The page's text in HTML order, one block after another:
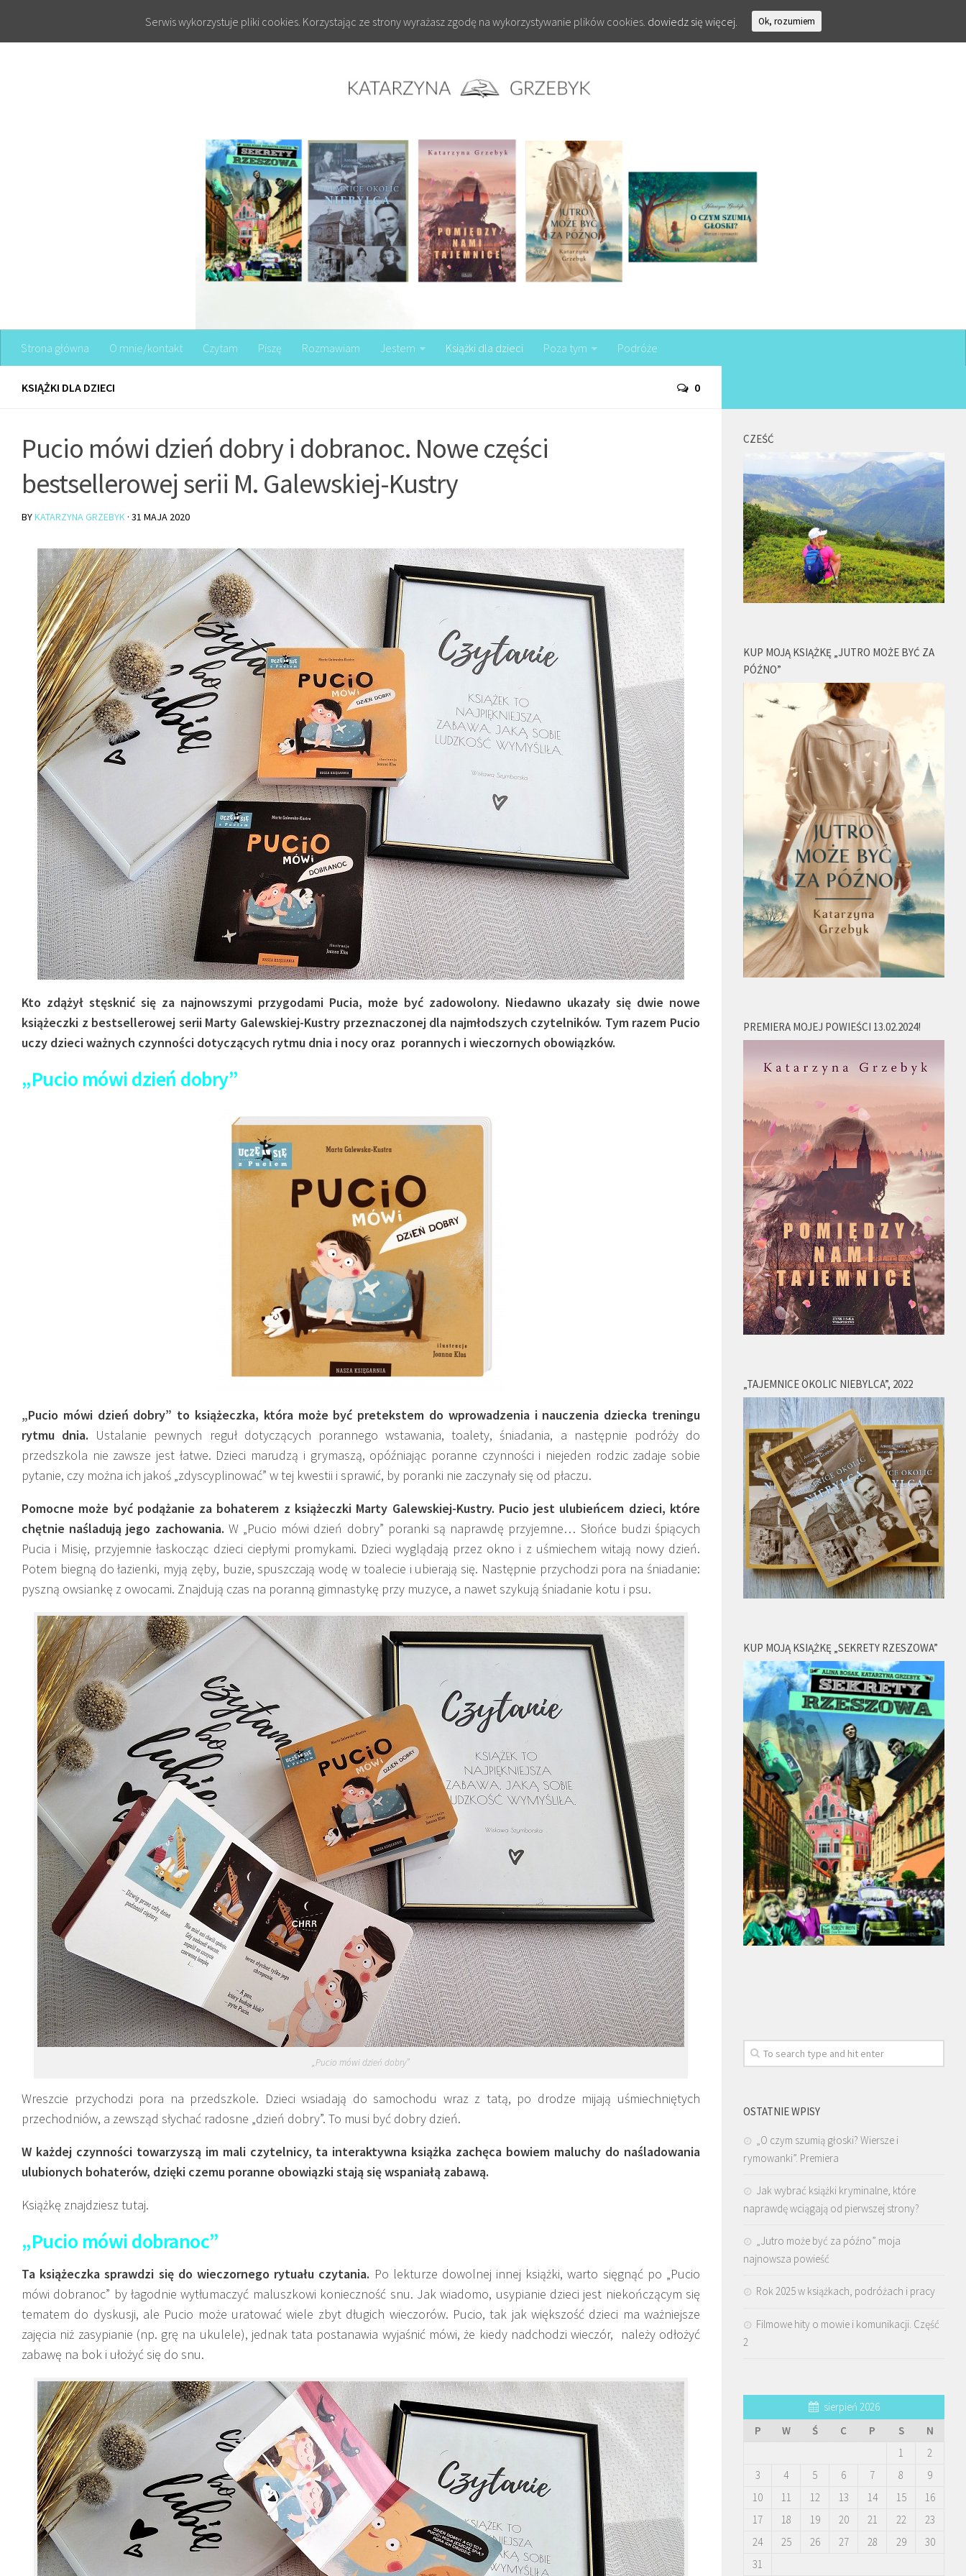
Strona główna O mnie/kontakt Czytam Piszę Rozmawiam Jestem Książki dla dzieci Poza tym Podróże
KSIĄŻKI DLA DZIECI 0
Pucio mówi dzień dobry i dobranoc. Nowe części
bestsellerowej serii M. Galewskiej-Kustry
BYKATARZYNA GRZEBYK · 31 MAJA 2020
Kto zdążył stęsknić się za najnowszymi przygodami Pucia, może być zadowolony. Niedawno ukazały się dwie nowe
książeczki z bestsellerowej serii Marty Galewskiej-Kustry przeznaczonej dla najmłodszych czytelników. Tym razem Pucio
uczy dzieci ważnych czynności dotyczących rytmu dnia i nocy oraz porannych i wieczornych obowiązków.
„Pucio mówi dzień dobry”
„Pucio mówi dzień dobry” to książeczka, która może być pretekstem do wprowadzenia i nauczenia dziecka treningu
rytmu dnia. Ustalanie pewnych reguł dotyczących porannego wstawania, toalety, śniadania, a następnie podróży do
przedszkola nie zawsze jest łatwe. Dzieci marudzą i grymaszą, opóźniając poranne czynności i niejeden rodzic zadaje sobie
pytanie, czy można ich jakoś „zdyscyplinować” w tej kwestii i sprawić, by poranki nie zaczynały się od płaczu.
Pomocne może być podążanie za bohaterem z książeczki Marty Galewskiej-Kustry. Pucio jest ulubieńcem dzieci, które
chętnie naśladują jego zachowania. W „Pucio mówi dzień dobry” poranki są naprawdę przyjemne… Słońce budzi śpiących
Pucia i Misię, przyjemnie łaskocząc dzieci ciepłymi promykami. Dzieci wyglądają przez okno i z uśmiechem witają nowy dzień.
Potem biegną do łazienki, myją zęby, buzie, spuszczają wodę w toalecie i ubierają się. Następnie przychodzi pora na śniadanie:
pyszną owsiankę z owocami. Znajdują czas na poranną gimnastykę przy muzyce, a nawet szykują śniadanie kotu i psu.
„Pucio mówi dzień dobry”
Wreszcie przychodzi pora na przedszkole. Dzieci wsiadają do samochodu wraz z tatą, po drodze mijają uśmiechniętych
przechodniów, a zewsząd słychać radosne „dzień dobry”. To musi być dobry dzień.
W każdej czynności towarzyszą im mali czytelnicy, ta interaktywna książka zachęca bowiem maluchy do naśladowania
ulubionych bohaterów, dzięki czemu poranne obowiązki stają się wspaniałą zabawą.
Książkę znajdziesz tutaj.
„Pucio mówi dobranoc”
Ta książeczka sprawdzi się do wieczornego rytuału czytania. Po lekturze dowolnej innej książki, warto sięgnąć po „Pucio
mówi dobranoc” by łagodnie wytłumaczyć maluszkowi konieczność snu. Jak wiadomo, usypianie dzieci jest niekończącym się
tematem do dyskusji, ale Pucio może uratować wiele zbyt długich wieczorów. Pucio, tak jak większość dzieci ma ważniejsze
zajęcia niż zasypianie (np. grę na ukulele), jednak tata postanawia wyjaśnić mówi, że kiedy nadchodzi wieczór, należy odłożyć
zabawę na bok i ułożyć się do snu.
CZEŚĆ
KUP MOJĄ KSIĄŻKĘ „JUTRO MOŻE BYĆ ZA
PÓŹNO”
PREMIERA MOJEJ POWIEŚCI 13.02.2024!
„TAJEMNICE OKOLIC NIEBYLCA”, 2022
KUP MOJĄ KSIĄŻKĘ „SEKRETY RZESZOWA”
OSTATNIE WPISY
„O czym szumią głoski? Wiersze i
rymowanki”. Premiera
Jak wybrać książki kryminalne, które
naprawdę wciągają od pierwszej strony?
„Jutro może być za późno” moja
najnowsza powieść
Rok 2025 w książkach, podróżach i pracy
Filmowe hity o mowie i komunikacji. Część
2
sierpień 2026
P
W Ś C P S
N
1
2
3
4 5 6 7 8
9
10
11 12 13 14 15
16
17
18 19 20 21 22
23
24
25 26 27 28 29
30
31
Serwis wykorzystuje pliki cookies. Korzystając ze strony wyrażasz zgodę na wykorzystywanie plików cookies. dowiedz się więcej. Ok, rozumiem